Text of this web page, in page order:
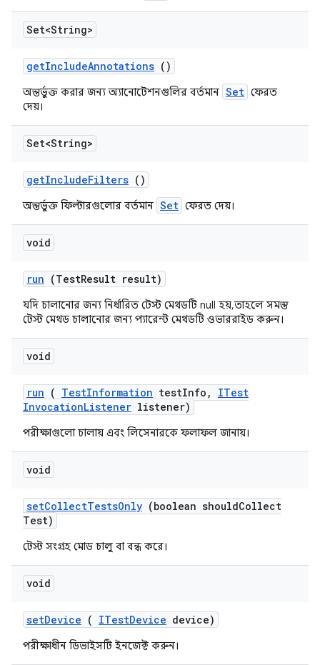
Set<String>
getIncludeAnnotations ()
অন্তর্ভুক্ত করার জন্য অ্যানোটেশনগুলির বর্তমান Set ফেরত
দেয়।
Set<String>
getIncludeFilters ()
অন্তর্ভুক্ত ফিল্টারগুলোর বর্তমান Set ফেরত দেয়।
void
run (TestResult result)
যদি চালানোর জন্য নির্ধারিত টেস্ট মেথডটি null হয়, তাহলে সমস্ত
টেস্ট মেথড চালানোর জন্য প্যারেন্ট মেথডটি ওভাররাইড করুন।
void
run ( TestInformation testInfo ,
ITest
InvocationListener listener)
পরীক্ষাগুলো চালায় এবং লিসেনারকে ফলাফল জানায়।
void
setCollectTestsOnly (boolean shouldCollect
Test)
টেস্ট সংগ্রহ মোড চালু বা বন্ধ করে।
void
setDevice ( ITestDevice device)
পরীক্ষাধীন ডিভাইসটি ইনজেক্ট করুন।